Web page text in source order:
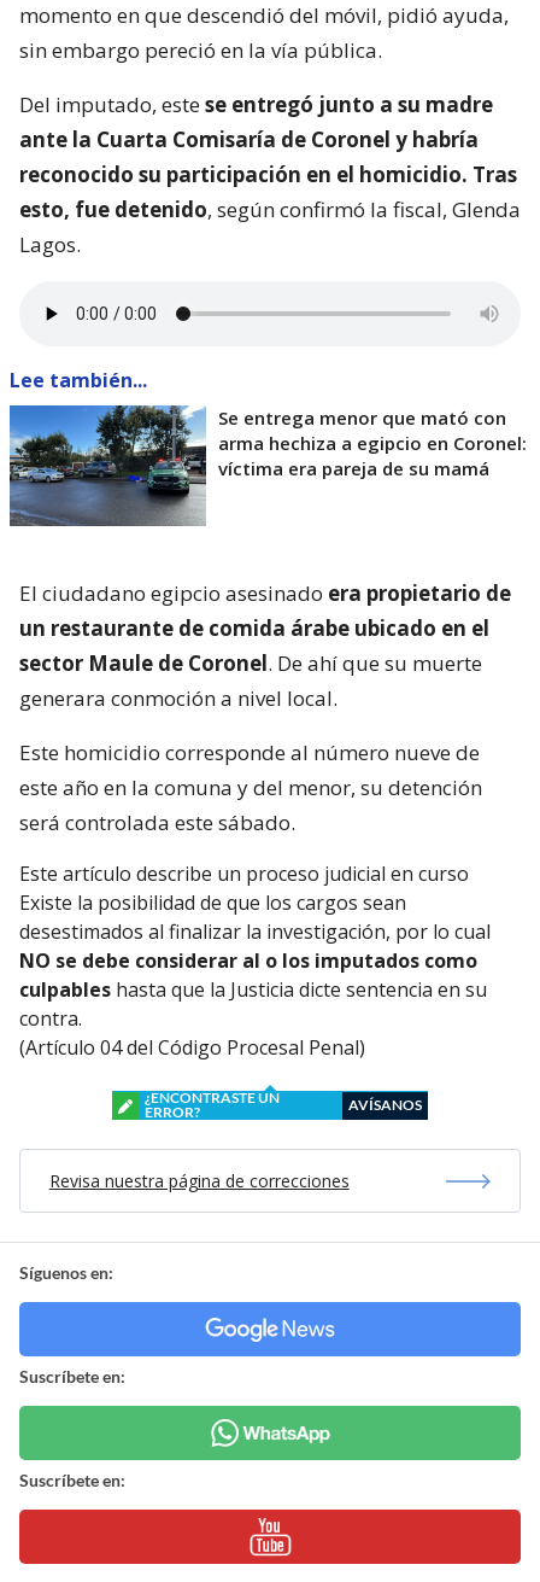
momento en que descendió del móvil, pidió ayuda,
sin embargo pereció en la vía pública.
Del imputado, estese entregó junto a su madre
ante la Cuarta Comisaría de Coronel y habría
reconocido su participación en el homicidio. Tras
esto, fue detenido, según confirmó la fiscal, Glenda
Lagos.
Lee también...
Se entrega menor que mató con
arma hechiza a egipcio en Coronel:
víctima era pareja de su mamá
El ciudadano egipcio asesinado era propietario de
un restaurante de comida árabe ubicado en el
sector Maule de Coronel. De ahí que su muerte
generara conmoción a nivel local.
Este homicidio corresponde al número nueve de
este año en la comuna y del menor, su detención
será controlada este sábado.
Este artículo describe un proceso judicial en curso
Existe la posibilidad de que los cargos sean
desestimados al finalizar la investigación, por lo cual
NO se debe considerar al o los imputados como
culpables hasta que la Justicia dicte sentencia en su
contra.
(Artículo 04 del Código Procesal Penal)
¿ENCONTRASTE UN
ERROR?
AVÍSANOS
Revisa nuestra página de correcciones
Síguenos en:
Suscríbete en:
Suscríbete en: